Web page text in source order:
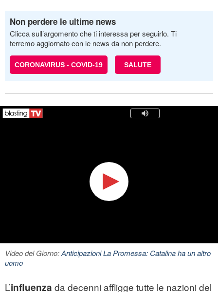
Non perdere le ultime news
Clicca sull’argomento che ti interessa per seguirlo. Ti
terremo aggiornato con le news da non perdere.
CORONAVIRUS - COVID-19 SALUTE
Video del Giorno:Anticipazioni La Promessa: Catalina ha un altro
uomo
L’influenza da decenni affligge tutte le nazioni del